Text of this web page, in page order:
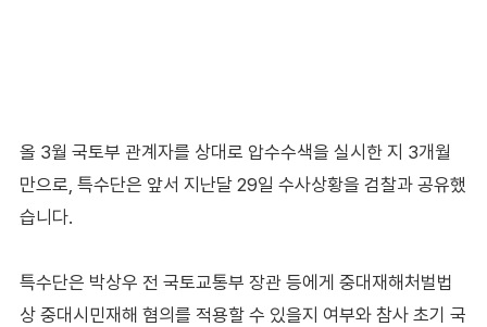
올 3월 국토부 관계자를 상대로 압수수색을 실시한 지 3개월
만으로, 특수단은 앞서 지난달 29일 수사상황을 검찰과 공유했
습니다.
특수단은 박상우 전 국토교통부 장관 등에게 중대재해처벌법
상 중대시민재해 혐의를 적용할 수 있을지 여부와 참사 초기 국